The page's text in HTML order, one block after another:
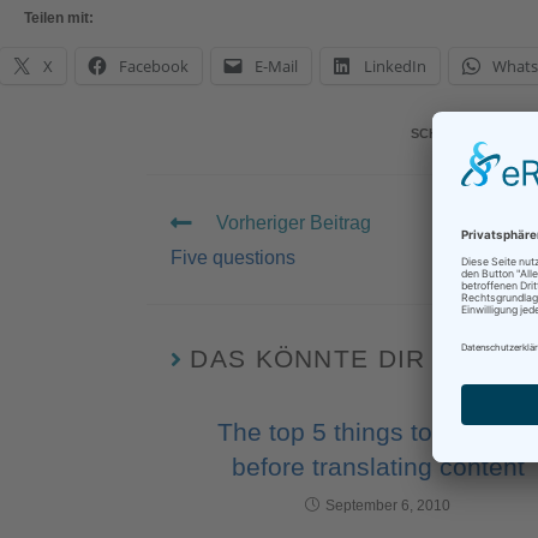
Teilen mit:
X Facebook E-Mail LinkedIn
SCHLAGWÖRTER
Vorheriger Beitrag
Five questions
DAS KÖNNTE DIR AUCH
The top 5 things to consider
before translating content
September 6, 2010